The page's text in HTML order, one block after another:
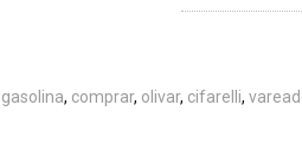
gasolina comprar olivar cifarelli